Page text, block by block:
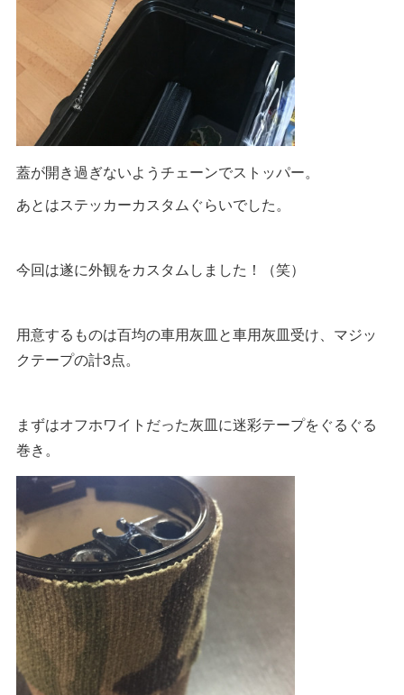
蓋が開き過ぎないようチェーンでストッパー。
あとはステッカーカスタムぐらいでした。
今回は遂に外観をカスタムしました！（笑）
用意するものは百均の車用灰皿と車用灰皿受け、マジッ
クテープの計3点。
まずはオフホワイトだった灰皿に迷彩テープをぐるぐる
巻き。